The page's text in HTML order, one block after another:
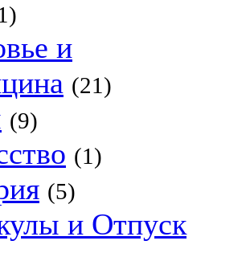
и
(21)
(9)
(1)
(5)
и Отпуск